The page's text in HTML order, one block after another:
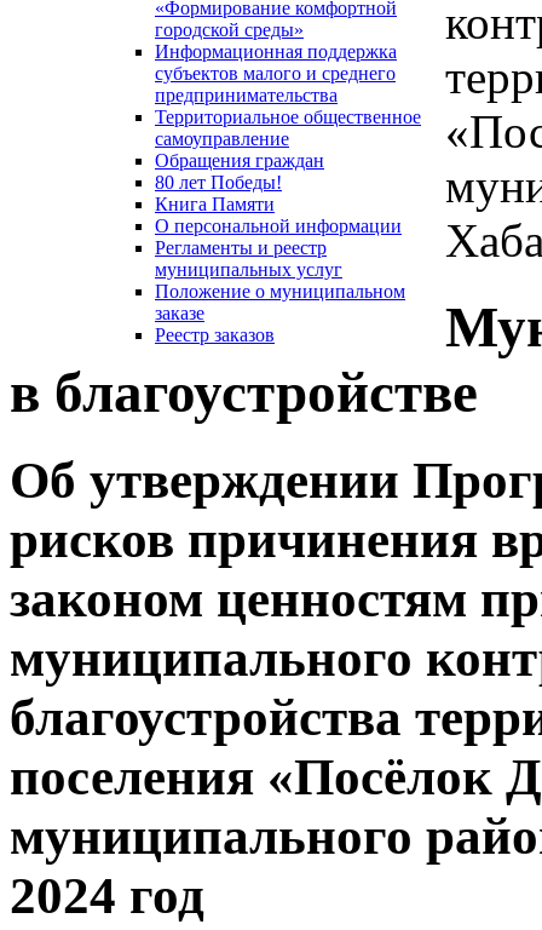
«Формирование комфортной
городской среды»
Информационная поддержка
субъектов малого и среднего
предпринимательства
Территориальное общественное
самоуправление
Обращения граждан
80 лет Победы!
Книга Памяти
О персональной информации
Регламенты и реестр
муниципальных услуг
Положение о муниципальном
заказе
Реестр заказов
в благоустройстве
Об утверждении
рисков причинения
законом ценностям
муниципального
благоустройства
поселения «Посёлок
муниципального
2024 год